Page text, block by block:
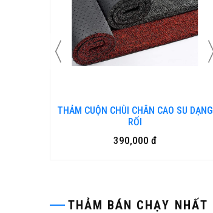
THẢM CUỘN CHÙI CHÂN CAO SU DẠNG
RỐI
390,000 đ
THẢM BÁN CHẠY NHẤT